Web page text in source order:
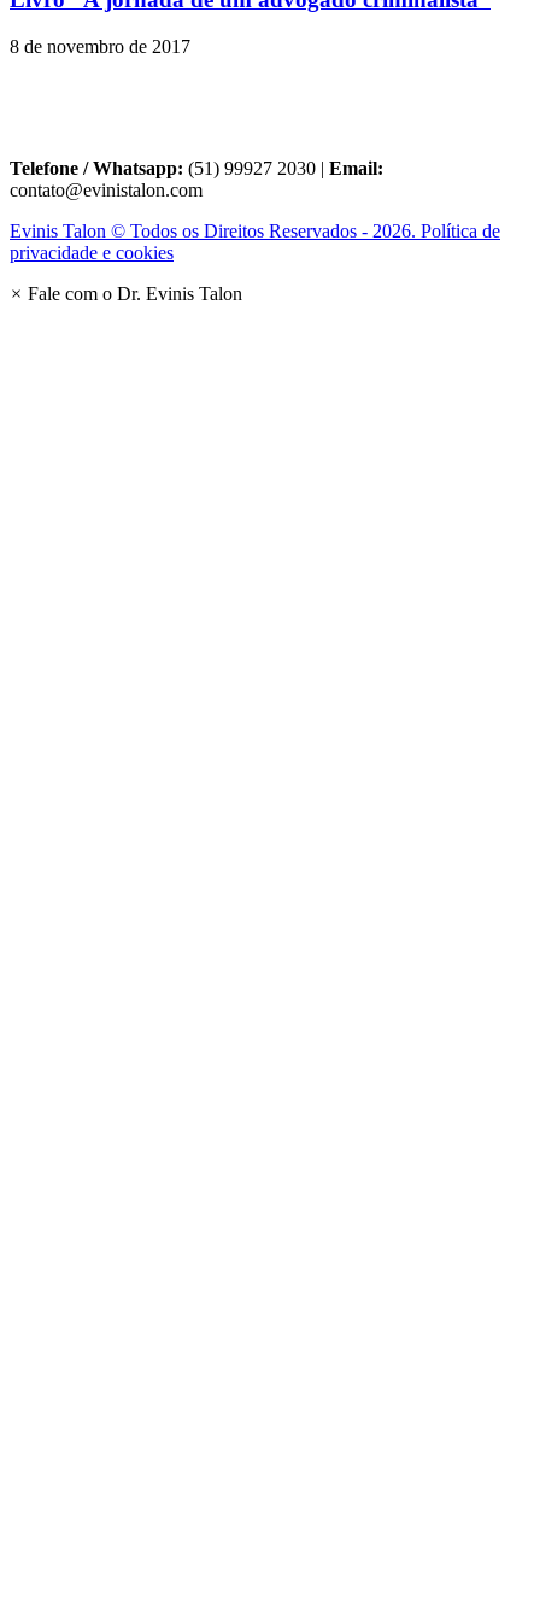
8 de novembro de 2017
Telefone / Whatsapp: (51) 99927 2030 | Email:
contato@evinistalon.com
Evinis Talon © Todos os Direitos Reservados - 2026. Política de
privacidade e cookies
× Fale com o Dr. Evinis Talon